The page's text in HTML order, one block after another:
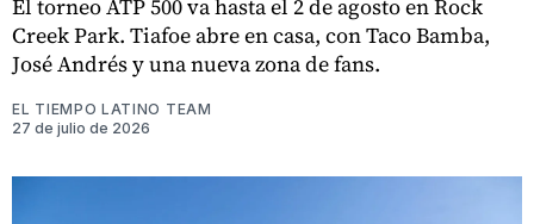
El torneo ATP 500 va hasta el 2 de agosto en Rock
Creek Park. Tiafoe abre en casa, con Taco Bamba,
José Andrés y una nueva zona de fans.
EL TIEMPO LATINO TEAM
27 de julio de 2026